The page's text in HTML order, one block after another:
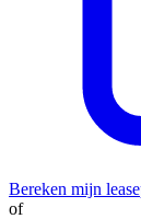
Bereken mijn
of